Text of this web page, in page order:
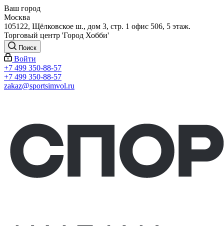
Ваш город
Москва
105122, Щёлковское ш., дом 3, стр. 1 офис 506, 5 этаж.
Торговый центр 'Город Хобби'
Поиск
Войти
+7 499 350-88-57
+7 499 350-88-57
zakaz@sportsimvol.ru